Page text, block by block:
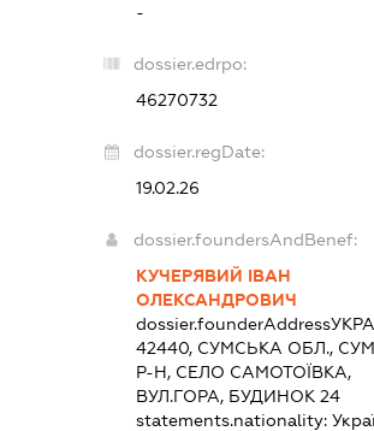
-
dossier.edrpo:
46270732
dossier.regDate:
19.02.26
dossier.foundersAndBenef:
КУЧЕРЯВИЙ ІВАН
ОЛЕКСАНДРОВИЧ
dossier.founderAddress
42440, СУМСЬКА ОБЛ.,
Р-Н, СЕЛО САМОТОЇВКА,
ВУЛ.ГОРА, БУДИНОК 24
statements.nationality: